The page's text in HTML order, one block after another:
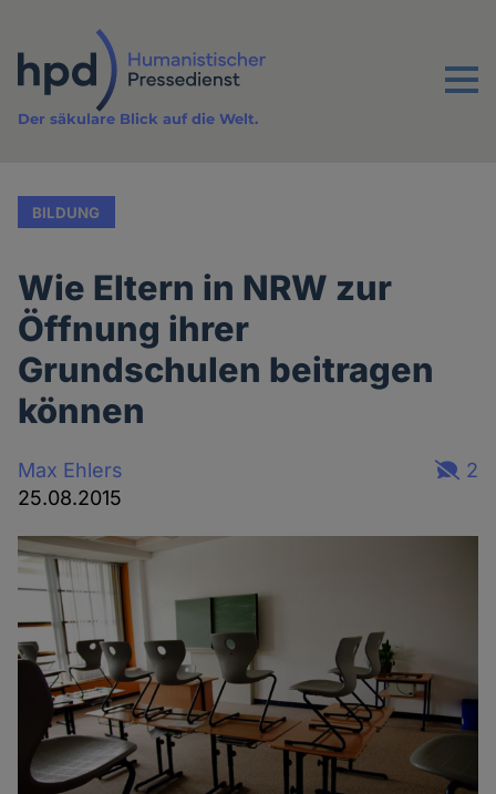
Inhalt
Menu
Der säkulare Blick auf die Welt.
BILDUNG
Wie Eltern in NRW zur
Öffnung ihrer
Grundschulen beitragen
können
Max Ehlers
25.08.2015
2